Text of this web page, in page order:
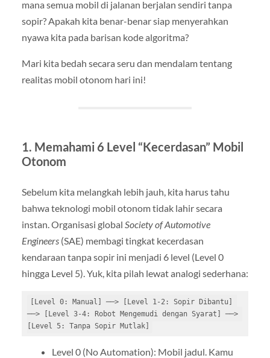
mana semua mobil di jalanan berjalan sendiri tanpa
sopir? Apakah kita benar-benar siap menyerahkan
nyawa kita pada barisan kode algoritma?
Mari kita bedah secara seru dan mendalam tentang
realitas mobil otonom hari ini!
1. Memahami 6 Level “Kecerdasan” Mobil
Otonom
Sebelum kita melangkah lebih jauh, kita harus tahu
bahwa teknologi mobil otonom tidak lahir secara
instan. Organisasi global Society of Automotive
Engineers(SAE) membagi tingkat kecerdasan
kendaraan tanpa sopir ini menjadi 6 level (Level 0
hingga Level 5). Yuk, kita pilah lewat analogi sederhana:
[Level 0: Manual] ──> [Level 1-2: Sopir Dibantu]
──> [Level 3-4: Robot Mengemudi dengan Syarat] ──>
Level 0 (No Automation): Mobil jadul. Kamu